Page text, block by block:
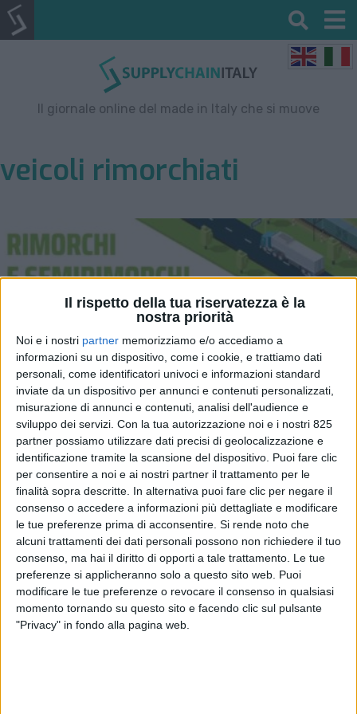
Il rispetto della tua riservatezza è la
nostra priorità
Noi e i nostri partner memorizziamo e/o accediamo a
informazioni su un dispositivo, come i cookie, e trattiamo dati
personali, come identificatori univoci e informazioni standard
inviate da un dispositivo per annunci e contenuti personalizzati,
misurazione di annunci e contenuti, analisi dell'audience e
sviluppo dei servizi. Con la tua autorizzazione noi e i nostri 825
partner possiamo utilizzare dati precisi di geolocalizzazione e
identificazione tramite la scansione del dispositivo. Puoi fare clic
per consentire a noi e ai nostri partner il trattamento per le
finalità sopra descritte. In alternativa puoi fare clic per negare il
consenso o accedere a informazioni più dettagliate e modificare
le tue preferenze prima di acconsentire. Si rende noto che
alcuni trattamenti dei dati personali possono non richiedere il tuo
consenso, ma hai il diritto di opporti a tale trattamento. Le tue
preferenze si applicheranno solo a questo sito web. Puoi
modificare le tue preferenze o revocare il consenso in qualsiasi
momento tornando su questo sito e facendo clic sul pulsante
"Privacy" in fondo alla pagina web.
Il giornale online del made in Italy che si muove
veicoli rimorchiati
A Giugno brusca frenata per
il mercato rimorchi e
semirimorchi in Italia
RICERCHE & STUDI 23 LUGLIO 2025